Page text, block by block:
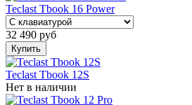
Teclast Tbook 16 Power
32 490 руб
Купить
Teclast Tbook 12S
Нет в наличии